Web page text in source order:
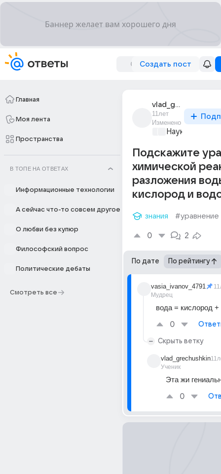
Создать пост
Главная
Моя лента
Пространства
В ТОПЕ НА ОТВЕТАХ
Информационные технологии
А сейчас что-то совсем другое
О любви без купюр
Философский вопрос
Политические дебаты
Смотреть все
vlad_grechushkin
11лет
Изменено
Наука
Подскажите
химической
разложения
кислород и
знания #уравнение
0 2
По дате По рейтингу
vasia_ivanov_4791
Мудрец
вода = кислород
0
Скрыть ветку
vlad_grechushkin
Ученик
Эта жи
0